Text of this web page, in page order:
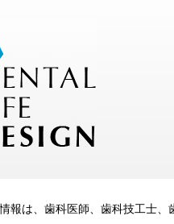
報は、歯科医師、歯科技工士、
をもっと便利にご利用い